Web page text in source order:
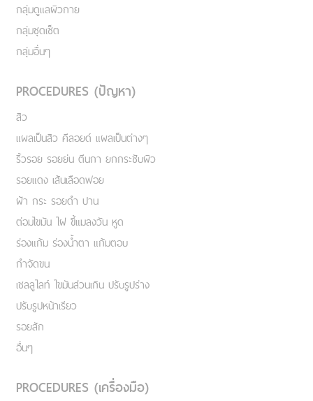
กลุ่มดูแลผิวกาย
กลุ่มชุดเซ็ต
กลุ่มอื่นๆ
PROCEDURES (ปัญหา)
สิว
แผลเป็นสิว คีลอยด์ แผลเป็นต่างๆ
ริ้วรอย รอยย่น ตีนกา ยกกระชับผิว
รอยแดง เส้นเลือดฟอย
ฝ้า กระ รอยดำ ปาน
ต่อมไขมัน ไฝ ขี้แมลงวัน หูด
ร่องแก้ม ร่องน้ำตา แก้มตอบ
กำจัดขน
เชลลูไลท์ ไขมันส่วนเกิน ปรับรูปร่าง
ปรับรูปหน้าเรียว
รอยสัก
อื่นๆ
PROCEDURES (เครื่องมือ)